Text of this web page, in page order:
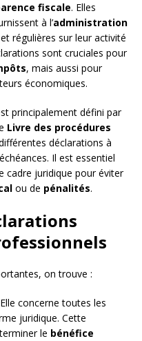
fiscale. Elles
à l’administration
régulières sur leur activité
sont cruciales pour
, mais aussi pour
économiques.
principalement défini par
Livre des procédures
déclarations à
Il est essentiel
cadre juridique pour éviter
ou de pénalités.
on trouve :
concerne toutes les
juridique. Cette
le bénéfice